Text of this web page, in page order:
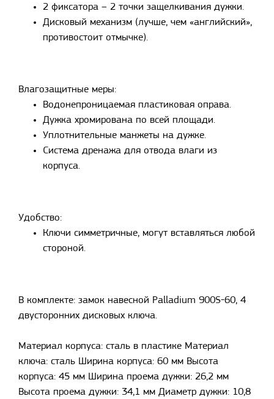
2 фиксатора – 2 точки защелкивания дужки.
Дисковый механизм (лучше, чем «английский»,
противостоит отмычке).
Влагозащитные меры:
Водонепроницаемая пластиковая оправа.
Дужка хромирована по всей площади.
Уплотнительные манжеты на дужке.
Система дренажа для отвода влаги из
корпуса.
Удобство:
Ключи симметричные, могут вставляться любой
стороной.
В комплекте: замок навесной Palladium 900S-60, 4
двусторонних дисковых ключа.
Материал корпуса: сталь в пластике Материал
ключа: сталь Ширина корпуса: 60 мм Высота
корпуса: 45 мм Ширина проема дужки: 26,2 мм
Высота проема дужки: 34,1 мм Диаметр дужки: 10,8